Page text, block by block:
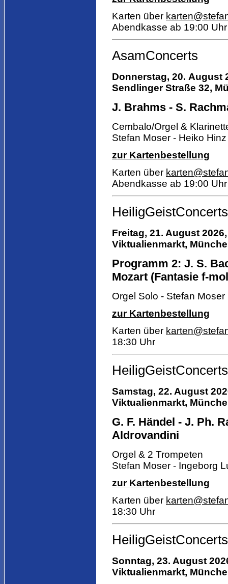
Karten über
Abendkasse ab 19:00 Uhr
AsamConcerts
Donnerstag, 20. August
Sendlinger Straße 32,
J. Brahms - S.
Cembalo/Orgel &
Stefan Moser - Heiko Hinz
zur Kartenbestellung
Karten über
Abendkasse ab 19:00 Uhr
HeiligGeistConcerts
Freitag, 21. August
Viktualienmarkt,
Programm 2: J. S.
Mozart (Fantasie f-
Orgel Solo - Stefan Moser
zur Kartenbestellung
Karten über
18:30 Uhr
HeiligGeistConcerts
Samstag, 22. August
Viktualienmarkt,
G. F. Händel - J. Ph.
Aldrovandini
Orgel & 2 Trompeten
Stefan Moser - Ingeborg
zur Kartenbestellung
Karten über
18:30 Uhr
HeiligGeistConcerts
Sonntag, 23. August
Viktualienmarkt,